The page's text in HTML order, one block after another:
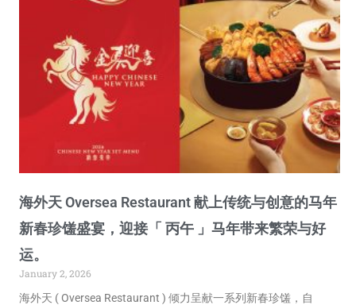
海外天 Oversea Restaurant 献上传统与创意的马年
新春珍馐盛宴，迎接「 丙午 」马年带来繁荣与好
运。
January 2, 2026
海外天 ( Oversea Restaurant ) 倾力呈献一系列新春珍馐，自